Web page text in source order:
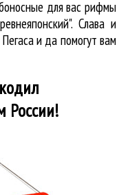
для вас рифмы
Слава и
и да помогут вам
России!